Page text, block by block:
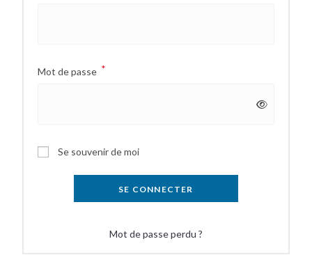
Mot de passe *
Se souvenir de moi
SE CONNECTER
Mot de passe perdu ?